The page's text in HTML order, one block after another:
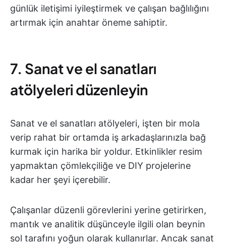
günlük iletişimi iyileştirmek ve çalışan bağlılığını
artırmak için anahtar öneme sahiptir.
7. Sanat ve el sanatları
atölyeleri düzenleyin
Sanat ve el sanatları atölyeleri, işten bir mola
verip rahat bir ortamda iş arkadaşlarınızla bağ
kurmak için harika bir yoldur. Etkinlikler resim
yapmaktan çömlekçiliğe ve DIY projelerine
kadar her şeyi içerebilir.
Çalışanlar düzenli görevlerini yerine getirirken,
mantık ve analitik düşünceyle ilgili olan beynin
sol tarafını yoğun olarak kullanırlar. Ancak sanat